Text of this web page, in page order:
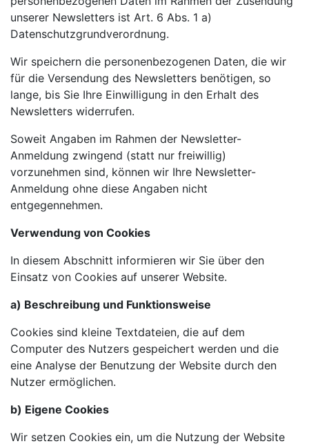
unserer Newsletters ist Art. 6 Abs. 1 a)
Datenschutzgrundverordnung.
Wir speichern die personenbezogenen Daten, die wir
für die Versendung des Newsletters benötigen, so
lange, bis Sie Ihre Einwilligung in den Erhalt des
Newsletters widerrufen.
Soweit Angaben im Rahmen der Newsletter-
Anmeldung zwingend (statt nur freiwillig)
vorzunehmen sind, können wir Ihre Newsletter-
Anmeldung ohne diese Angaben nicht
entgegennehmen.
Verwendung von Cookies
In diesem Abschnitt informieren wir Sie über den
Einsatz von Cookies auf unserer Website.
a) Beschreibung und Funktionsweise
Cookies sind kleine Textdateien, die auf dem
Computer des Nutzers gespeichert werden und die
eine Analyse der Benutzung der Website durch den
Nutzer ermöglichen.
b) Eigene Cookies
Wir setzen Cookies ein, um die Nutzung der Website